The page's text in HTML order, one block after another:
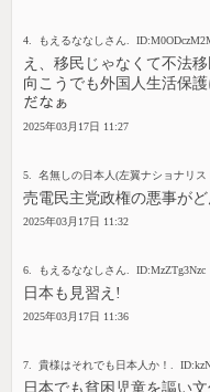
4. もえるななしさん.
え、移民じゃなくて不法
向こうでも外国人生活保
だなぁ
2025年03月17日 11:27
5. 名無しの日本人(左翼ナショナリ
売電民主党政権の悪事が
2025年03月17日 11:32
6. もえるななしさん. ID:MzZTg3Nzc
日本も見習え!
2025年03月17日 11:36
7. 貴様はそれでも日本人か！.
日本でも貧困児童を謳い